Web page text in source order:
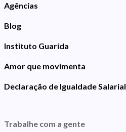
Agências
Blog
Instituto Guarida
Amor que movimenta
Declaração de Igualdade Salarial
Trabalhe com a gente